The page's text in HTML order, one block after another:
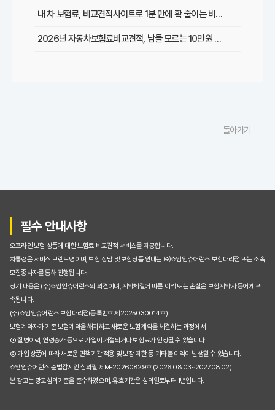
내 차 보험료, 비교견적사이트로 1분 만에 확 줄이는 비법은?
2026년 자동차보험료비교견적, 남들 모르는 10만원 절약 비법 대공개!
이용 후기: 자동차보험료비교견적사이트로 30만원 아낀 솔직 후기
초보도 뚝딱! 자동차보험료 비교견적사이트 100% 활용해 보험료 줄이는 꿀팁
자동차보험료비교견적사이트 직접 써보니: 20만원 절약 성공한 리얼 후기
돌아가기
필수 안내사항
오프라인 보험 상품에 대한 보험료 비교견적 서비스를 제공합니다.
차통령은 서비스 브랜드명이며, 보험 상담 및 보험상품 안내는 ㈜쇼엠인슈어런스 보험대리점 또는 소속
모집종사자를 통해 진행됩니다.
상기 내용은 (주)쇼엠인슈어런스의 의견이며, 계약체결에 따른 이익 또는 손실은 보험계약자 등에게 귀
속됩니다.
(주)쇼엠인슈어런스 보험대리점(등록번호 제2025030014호)
보험계약자가 기존 보험계약을 해지하고 새로운 보험계약을 체결하는 과정에서
① 질병이력, 연령증가 등으로 가입이 거절되거나 보험료가 인상될 수 있습니다.
② 가입 상품에 따라 새로운 면책기간 적용 및 보장 제한 등 기타 불이익이 발생할 수 있습니다.
쇼엠인슈어런스 준법감시인 심의필 제M-20260829호 (2026.08.03~2027.08.02)
본 광고는 광고심의기준을 준수하였으며, 유효기간은 심의일로부터 1년입니다.